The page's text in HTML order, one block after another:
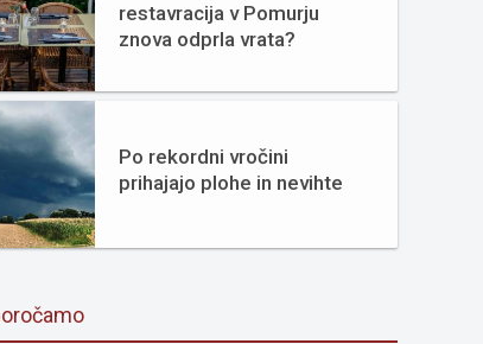
restavracija v Pomurju
znova odprla vrata?
Po rekordni vročini
prihajajo plohe in nevihte